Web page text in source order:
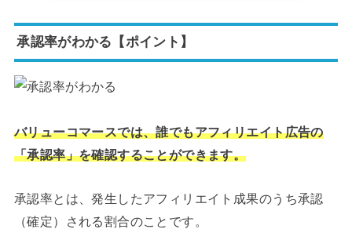
承認率がわかる【ポイント】
バリューコマースでは、誰でもアフィリエイト広告の
「承認率」を確認することができます。
承認率とは、発生したアフィリエイト成果のうち承認
（確定）される割合のことです。